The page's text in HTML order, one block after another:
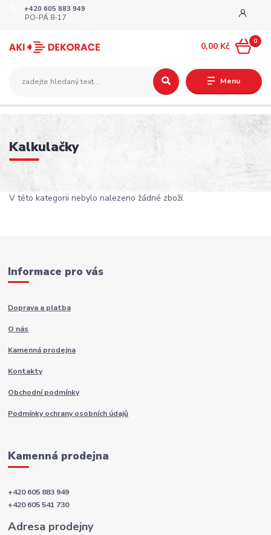
Menu
+420 605 883 949
PO-PÁ 8-17
0
0,00 Kč
Kalkulačky
V této kategorii nebylo nalezeno žádné zboží.
Informace pro vás
Doprava a platba
O nás
Kamenná prodejna
Kontakty
Obchodní podmínky
Podmínky ochrany osobních údajů
Kamenná prodejna
+420 605 883 949
+420 605 541 730
Adresa prodejny